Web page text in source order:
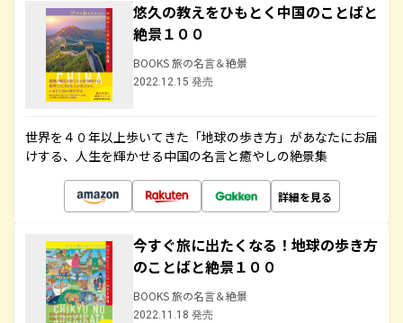
悠久の教えをひもとく中国のことばと
絶景１００
BOOKS 旅の名言＆絶景
2022.12.15 発売
世界を４０年以上歩いてきた「地球の歩き方」があなたにお届
けする、人生を輝かせる中国の名言と癒やしの絶景集
詳細を見る
今すぐ旅に出たくなる！地球の歩き方
のことばと絶景１００
BOOKS 旅の名言＆絶景
2022.11.18 発売